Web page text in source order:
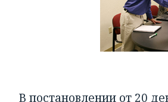
В постановлении от 20